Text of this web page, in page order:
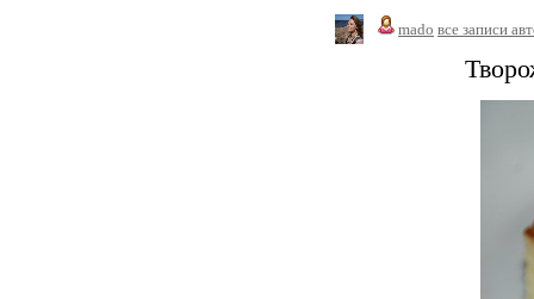
mado все записи